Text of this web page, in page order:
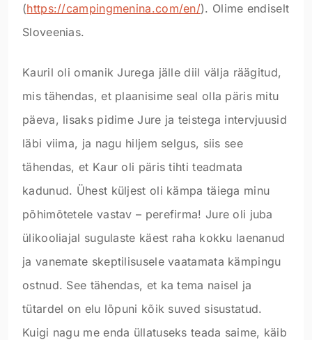
(https://campingmenina.com/en/). Olime endiselt
Sloveenias.
Kauril oli omanik Jurega jälle diil välja räägitud,
mis tähendas, et plaanisime seal olla päris mitu
päeva, lisaks pidime Jure ja teistega intervjuusid
läbi viima, ja nagu hiljem selgus, siis see
tähendas, et Kaur oli päris tihti teadmata
kadunud. Ühest küljest oli kämpa täiega minu
põhimõtetele vastav – perefirma! Jure oli juba
ülikooliajal sugulaste käest raha kokku laenanud
ja vanemate skeptilisusele vaatamata kämpingu
ostnud. See tähendas, et ka tema naisel ja
tütardel on elu lõpuni kõik suved sisustatud.
Kuigi nagu me enda üllatuseks teada saime, käib